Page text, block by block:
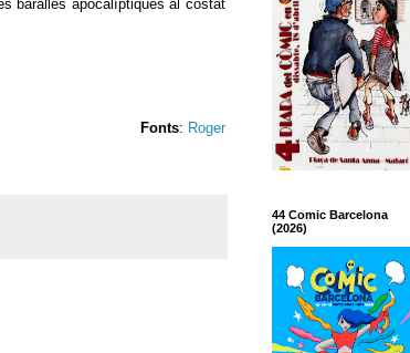
baralles apocalíptiques al costat
Fonts: Roger
44 Comic Barcelona
(2026)